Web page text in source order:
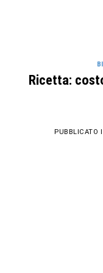
Ricetta:
PUBBLICATO